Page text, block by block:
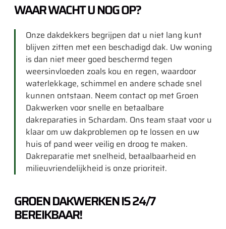
WAAR WACHT U NOG OP?
Onze dakdekkers begrijpen dat u niet lang kunt
blijven zitten met een beschadigd dak. Uw woning
is dan niet meer goed beschermd tegen
weersinvloeden zoals kou en regen, waardoor
waterlekkage, schimmel en andere schade snel
kunnen ontstaan. Neem contact op met Groen
Dakwerken voor snelle en betaalbare
dakreparaties in Schardam. Ons team staat voor u
klaar om uw dakproblemen op te lossen en uw
huis of pand weer veilig en droog te maken.
Dakreparatie met snelheid, betaalbaarheid en
milieuvriendelijkheid is onze prioriteit.
GROEN DAKWERKEN IS 24/7
BEREIKBAAR!